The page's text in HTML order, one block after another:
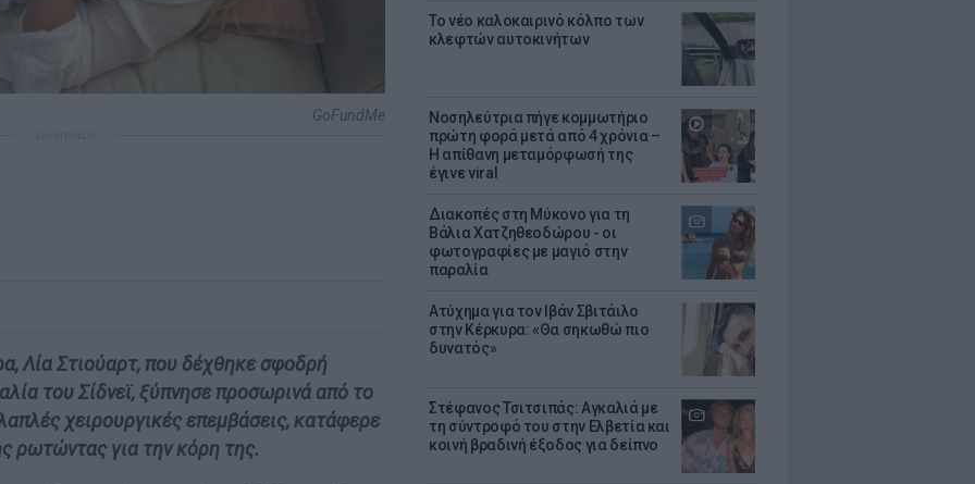
Το νέο καλοκαιρινό κόλπο των
κλεφτών αυτοκινήτων
Νοσηλεύτρια πήγε κομμωτήριο
πρώτη φορά μετά από 4 χρόνια –
Η απίθανη μεταμόρφωσή της
έγινε viral
Διακοπές στη Μύκονο για τη
Βάλια Χατζηθεοδώρου - οι
φωτογραφίες με μαγιό στην
παραλία
Ατύχημα για τον Ιβάν Σβιτάιλο
στην Κέρκυρα: «Θα σηκωθώ πιο
δυνατός»
Στέφανος Τσιτσιπάς: Αγκαλιά με
τη σύντροφό του στην Ελβετία και
κοινή βραδινή έξοδος για δείπνο
GoFundMe
Λία Στιούαρτ, που δέχθηκε σφοδρή
του Σίδνεϊ, ξύπνησε προσωρινά από το
χειρουργικές επεμβάσεις, κατάφερε
ρωτώντας για την κόρη της.